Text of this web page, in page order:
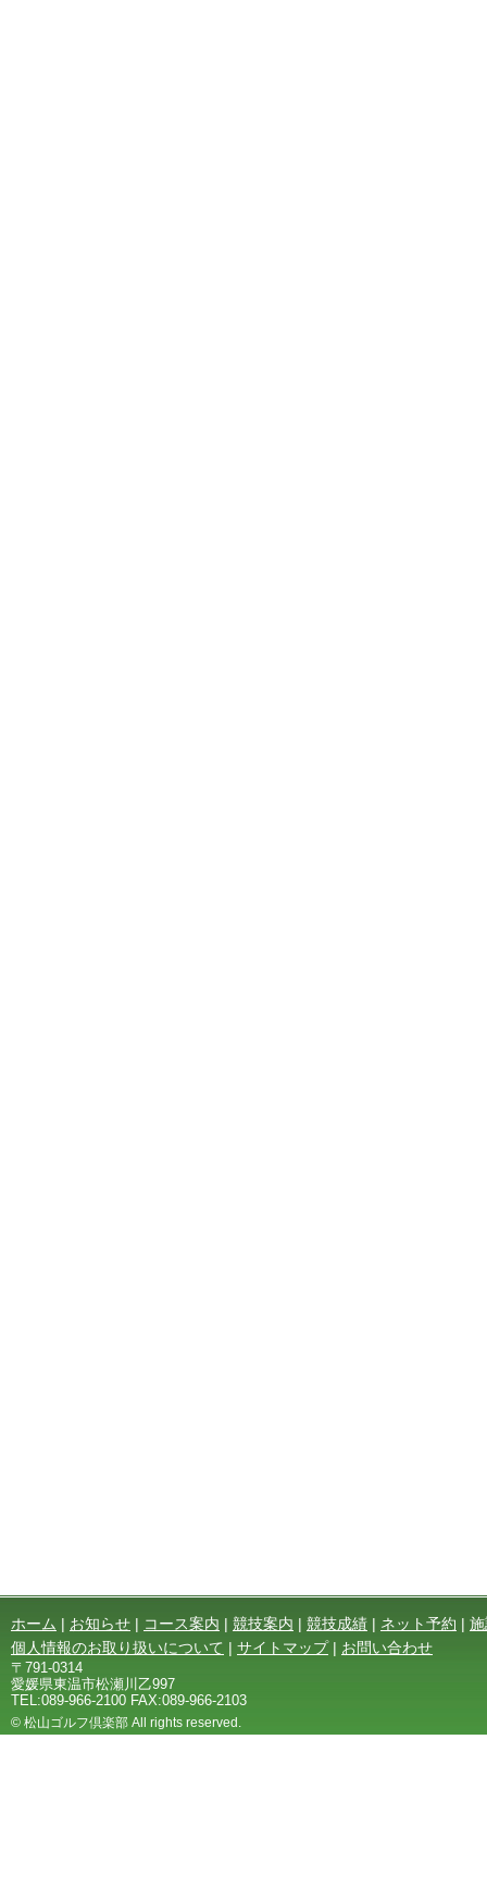
ホーム | お知らせ | コース案内 | 競技案内 | 競技成績 | ネット予約 |
個人情報のお取り扱いについて | サイトマップ | お問い合わせ
〒791-0314
愛媛県東温市松瀬川乙997
TEL:089-966-2100 FAX:089-966-2103
© 松山ゴルフ倶楽部 All rights reserved.